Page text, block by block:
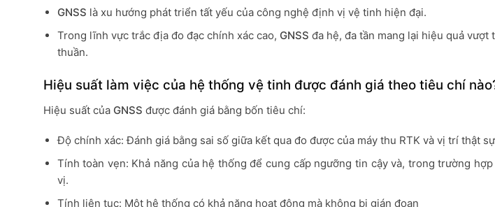
GNSS là xu hướng phát triển tất yếu của công nghệ định vị vệ tinh hiện đại.
Trong lĩnh vực trắc địa đo đạc chính xác cao, GNSS đa hệ, đa tần mang lại hiệu quả
thuần.
Hiệu suất làm việc của hệ thống vệ tinh được đánh giá theo tiêu chí
Hiệu suất của GNSS được đánh giá bằng bốn tiêu chí:
Độ chính xác: Đánh giá bằng sai số giữa kết qua đo được của máy thu RTK và vị trí thật
Tính toàn vẹn: Khả năng của hệ thống để cung cấp ngưỡng tin cậy và, trong trường
vị.
Tính liên tục: Một hệ thống có khả năng hoạt động mà không bị gián đoạn